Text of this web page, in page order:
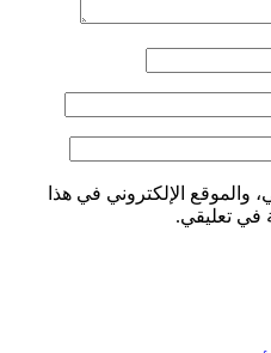
والموقع الإلكتروني في هذا
في تعليقي.